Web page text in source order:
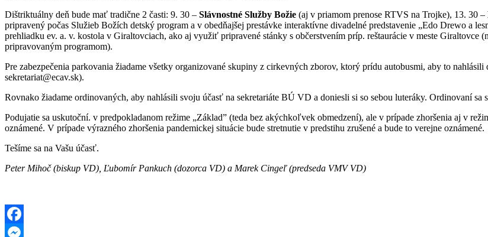
Dištriktuálny deň bude mať tradične 2 časti: 9. 30 – Slávnostné Služby Božie (aj v priamom prenose RTVS na Trojke), 13. 30 –
pripravený počas Služieb Božích detský program a v obedňajšej prestávke interaktívne divadelné predstavenie „Edo Drewo a
prehliadku ev. a. v. kostola v Giraltovciach, ako aj využiť pripravené stánky s občerstvením príp. reštaurácie v meste Giraltovce
pripravovaným programom).
Pre zabezpečenia parkovania žiadame všetky organizované skupiny z cirkevných zborov, ktorý prídu autobusmi, aby to
sekretariat@ecav.sk).
Rovnako žiadame ordinovaných, aby nahlásili svoju účasť na sekretariáte BÚ VD a doniesli si so sebou luteráky. Ordinovaní
Podujatie sa uskutoční. v predpokladanom režime „Základ” (teda bez akýchkoľvek obmedzení), ale v prípade zhoršenia aj v
oznámené. V prípade výrazného zhoršenia pandemickej situácie bude stretnutie v predstihu zrušené a bude to verejne oznámené.
Tešíme sa na Vašu účasť.
Peter Mihoč (biskup VD), Ľubomír Pankuch (dozorca VD) a Marek Cingeľ (predseda VMV VD)
Facebook